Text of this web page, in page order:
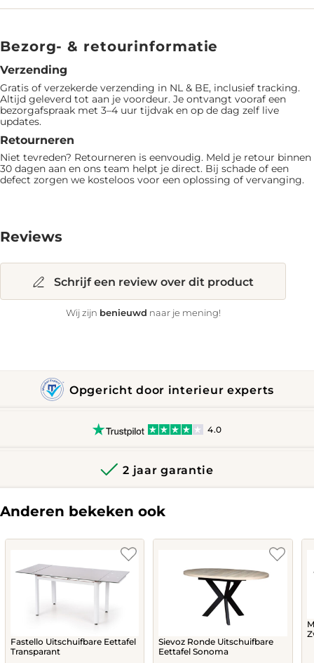
Bezorg- & retourinformatie
Verzending
Gratis of verzekerde verzending in NL & BE, inclusief tracking.
Altijd geleverd tot aan je voordeur. Je ontvangt vooraf een
bezorgafspraak met 3–4 uur tijdvak en op de dag zelf live
updates.
Retourneren
Niet tevreden? Retourneren is eenvoudig. Meld je retour binnen
30 dagen aan en ons team helpt je direct. Bij schade of een
defect zorgen we kosteloos voor een oplossing of vervanging.
Reviews
Schrijf een review over dit product
Wij zijn benieuwd naar je mening!
Opgericht door interieur experts
4.0
2 jaar garantie
Anderen bekeken ook
Fastello Uitschuifbare Eettafel
Transparant
Sievoz Ronde Uitschuifbare
Eettafel Sonoma